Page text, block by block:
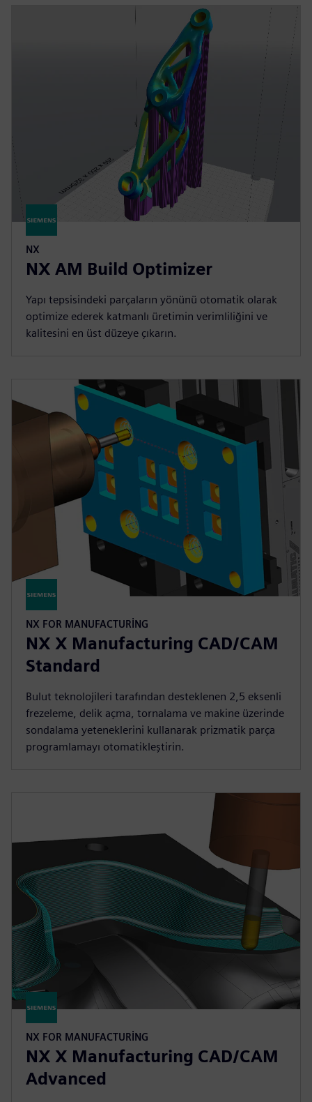
NX
NX AM Build Optimizer
Yapı tepsisindeki parçaların yönünü otomatik olarak
optimize ederek katmanlı üretimin verimliliğini ve
kalitesini en üst düzeye çıkarın.
NX FOR MANUFACTURING
NX X Manufacturing CAD/CAM
Standard
Bulut teknolojileri tarafından desteklenen 2,5 eksenli
frezeleme, delik açma, tornalama ve makine üzerinde
sondalama yeteneklerini kullanarak prizmatik parça
programlamayı otomatikleştirin.
NX FOR MANUFACTURING
NX X Manufacturing CAD/CAM
Advanced